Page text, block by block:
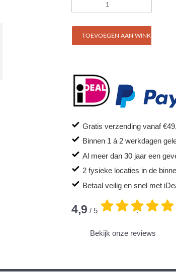
TOEVOEGEN AAN WINKELWAGEN
Gratis verzending vanaf
Binnen 1 á 2 werkdagen
Al meer dan 30 jaar een
2 fysieke locaties in de
Betaal veilig en snel met
4,9 / 5 .
Bekijk onze reviews